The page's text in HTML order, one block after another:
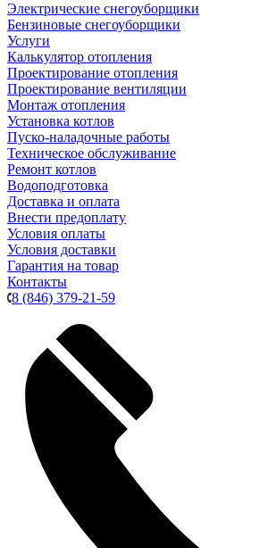
Электрические снегоуборщики
Бензиновые снегоуборщики
Услуги
Калькулятор отопления
Проектирование отопления
Проектирование вентиляции
Монтаж отопления
Установка котлов
Пуско-наладочные работы
Техническое обслуживание
Ремонт котлов
Водоподготовка
Доставка и оплата
Внести предоплату
Условия оплаты
Условия доставки
Гарантия на товар
Контакты
8 (846) 379-21-59